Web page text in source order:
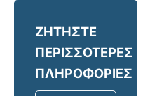
ΖΗΤΗΣΤΕ
ΠΕΡΙΣΣΟΤΕΡΕΣ
ΠΛΗΡΟΦΟΡΙΕΣ